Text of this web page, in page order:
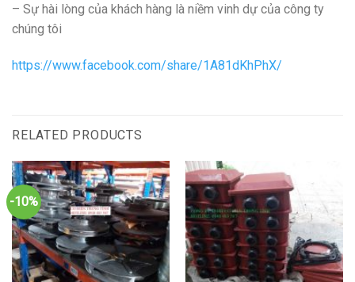
– Sự hài lòng của khách hàng là niềm vinh dự của công ty
chúng tôi
https://www.facebook.com/share/1A81dKhPhX/
RELATED PRODUCTS
-10%